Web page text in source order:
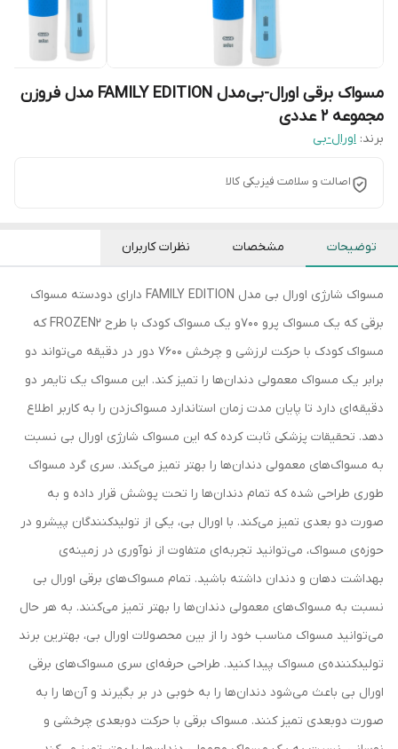
مسواک برقی اورال-بی مدل FAMILY EDITION مدل فروزن
مجموعه 2 عددی
برند: اورال-بی
اصالت و سلامت فیزیکی کالا
توضیحات مشخصات نظرات کاربران
مسواک شارژی اورال بی مدل FAMILY EDITION دارای دودسته مسواک
برقی که یک مسواک پرو 700و یک مسواک کودک با طرح FROZEN2 که
مسواک کودک با حرکت لرزشی و چرخش 7600 دور در دقیقه می‌تواند دو
برابر یک مسواک معمولی دندان‌ها را تمیز کند. این مسواک یک تایمر دو
دقیقه‌ای دارد تا پایان مدت زمان استاندارد مسواک‌زدن را به کاربر اطلاع
دهد. تحقیقات پزشکی ثابت کرده که این مسواک شارژی اورال بی نسبت
به مسواک‌های معمولی دندان‌ها را بهتر تمیز می‌کند. سری گرد مسواک
طوری طراحی شده که تمام دندان‌ها را تحت پوشش قرار داده و به
صورت دو بعدی تمیز می‌کند. با اورال بی، یکی از تولیدکنندگان پیشرو در
حوزه‌ی مسواک، می‌توانید تجربه‌ای متفاوت از نوآوری در زمینه‌ی
بهداشت دهان و دندان داشته باشید. تمام مسواک‌های برقی اورال بی
نسبت به مسواک‌های معمولی دندان‌ها را بهتر تمیز می‌کنند. به هر حال
می‌توانید مسواک مناسب خود را از بین محصولات اورال بی، بهترین برند
تولیدکننده‌ی مسواک پیدا کنید. طراحی حرفه‌ای سری مسواک‌های برقی
اورال بی باعث می‌شود دندان‌ها را به خوبی در بر بگیرند و آن‌ها را به
صورت دوبعدی تمیز کنند. مسواک برقی با حرکت دوبعدی چرخشی و